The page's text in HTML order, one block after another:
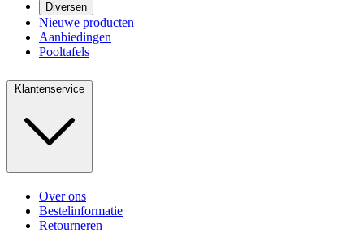
Diversen
Nieuwe producten
Aanbiedingen
Pooltafels
Klantenservice
Over ons
Bestelinformatie
Retourneren